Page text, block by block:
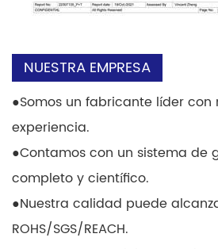
NUESTRA EMPRESA
●Somos un fabricante líder con
experiencia.
●Contamos con un sistema de
completo y científico.
●Nuestra calidad puede
ROHS/SGS/REACH.